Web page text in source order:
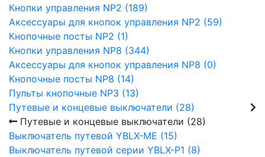
Кнопки управления NP2 (189)
Аксессуары для кнопок управления NP2 (59)
Кнопочные посты NP2 (1)
Кнопки управления NP8 (344)
Аксессуары для кнопок управления NP8 (0)
Кнопочные посты NP8 (14)
Пульты кнопочные NP3 (13)
Путевые и концевые выключатели (28)
Путевые и концевые выключатели (28)
Выключатель путевой YBLX-ME (15)
Выключатель путевой серии YBLX-P1 (8)